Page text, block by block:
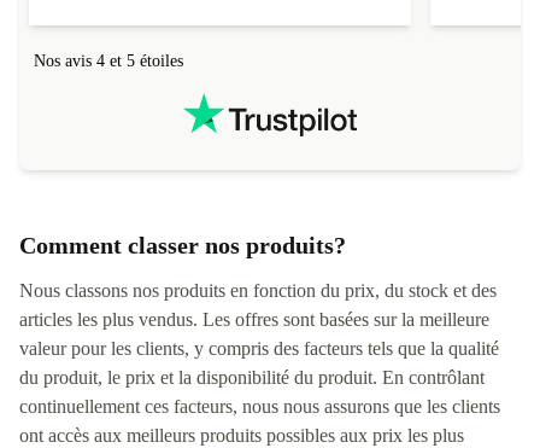
Nos avis 4 et 5 étoiles
Comment classer nos produits?
Nous classons nos produits en fonction du prix, du stock et des
articles les plus vendus. Les offres sont basées sur la meilleure
valeur pour les clients, y compris des facteurs tels que la qualité
du produit, le prix et la disponibilité du produit. En contrôlant
continuellement ces facteurs, nous nous assurons que les clients
ont accès aux meilleurs produits possibles aux prix les plus